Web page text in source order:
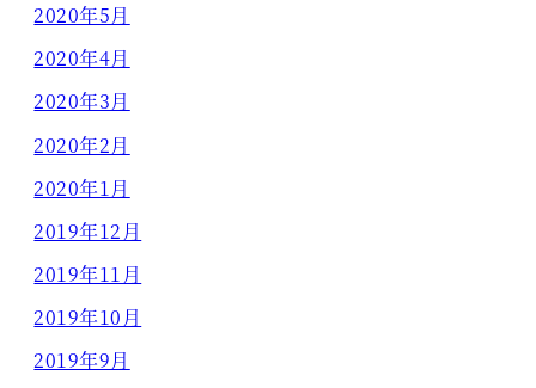
2020年5月
2020年4月
2020年3月
2020年2月
2020年1月
2019年12月
2019年11月
2019年10月
2019年9月